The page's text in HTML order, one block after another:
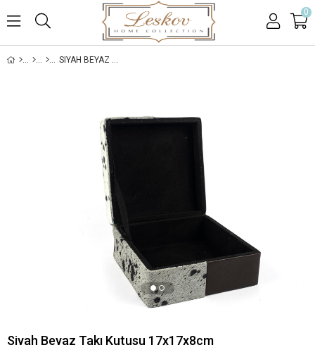
0
SIYAH BEYAZ TAKI KUTUSU 17X17X8CM
Siyah Beyaz Takı Kutusu 17x17x8cm